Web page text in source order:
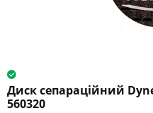
Диск сепараційний
560320